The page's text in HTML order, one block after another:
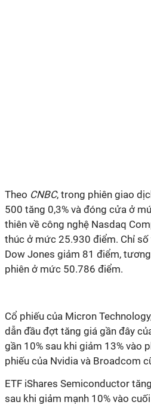
Theo CNBC, trong phiên giao
500 tăng 0,3% và đóng cửa ở
thiên về công nghệ Nasdaq
thúc ở mức 25.930 điểm. Chỉ
Dow Jones giảm 81 điểm,
phiên ở mức 50.786 điểm.
Cổ phiếu của Micron
dẫn đầu đợt tăng giá gần đây
gần 10% sau khi giảm 13% vào
phiếu của Nvidia và Broadcom
ETF iShares Semiconductor
sau khi giảm mạnh 10% vào